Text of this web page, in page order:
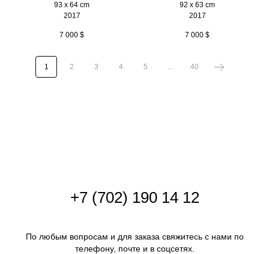
93 x 64 cm
2017
7 000 $
92 x 63 cm
2017
7 000 $
1 2 3 4 5 ... 40
+7 (702) 190 14 12
По любым вопросам и для заказа свяжитесь с нами по
телефону, почте и в соцсетях.